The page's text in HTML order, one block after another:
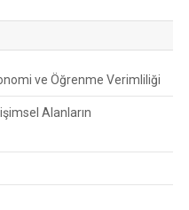
ve Öğrenme Verimliliği
Alanların